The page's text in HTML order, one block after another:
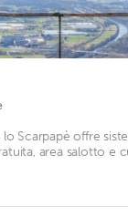
lo Scarpapè offre
area salotto e